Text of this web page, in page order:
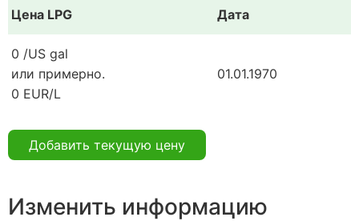
Цена LPG Дата
0 /US gal
или примерно.
0 EUR/L
01.01.1970
Добавить текущую цену
Изменить информацию